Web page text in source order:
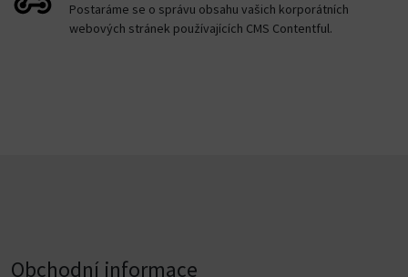
Postaráme se o správu obsahu vašich korporátních
webových stránek používajících CMS Contentful.
Obchodní informace